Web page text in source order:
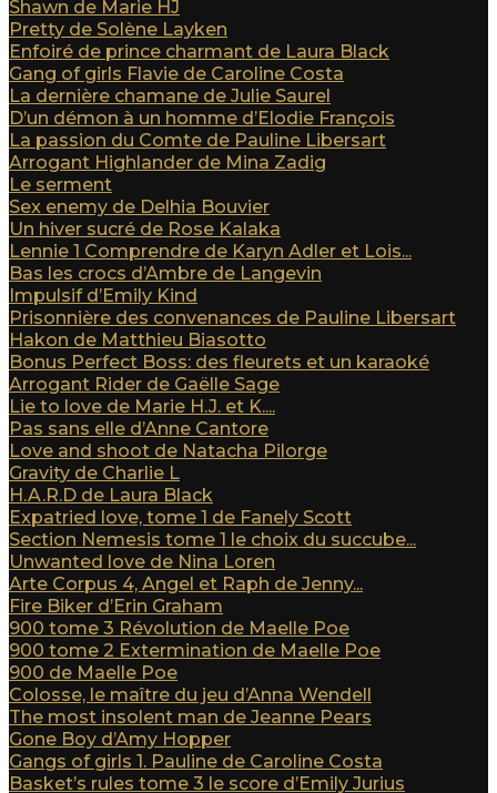
Shawn de Marie HJ
Pretty de Solène Layken
Enfoiré de prince charmant de Laura Black
Gang of girls Flavie de Caroline Costa
La dernière chamane de Julie Saurel
D’un démon à un homme d’Elodie François
La passion du Comte de Pauline Libersart
Arrogant Highlander de Mina Zadig
Le serment
Sex enemy de Delhia Bouvier
Un hiver sucré de Rose Kalaka
Lennie 1 Comprendre de Karyn Adler et Lois...
Bas les crocs d’Ambre de Langevin
Impulsif d’Emily Kind
Prisonnière des convenances de Pauline Libersart
Hakon de Matthieu Biasotto
Bonus Perfect Boss: des fleurets et un karaoké
Arrogant Rider de Gaëlle Sage
Lie to love de Marie H.J. et K....
Pas sans elle d’Anne Cantore
Love and shoot de Natacha Pilorge
Gravity de Charlie L
H.A.R.D de Laura Black
Expatried love, tome 1 de Fanely Scott
Section Nemesis tome 1 le choix du succube...
Unwanted love de Nina Loren
Arte Corpus 4, Angel et Raph de Jenny...
Fire Biker d’Erin Graham
900 tome 3 Révolution de Maelle Poe
900 tome 2 Extermination de Maelle Poe
900 de Maelle Poe
Colosse, le maître du jeu d’Anna Wendell
The most insolent man de Jeanne Pears
Gone Boy d’Amy Hopper
Gangs of girls 1. Pauline de Caroline Costa
Basket’s rules tome 3 le score d’Emily Jurius